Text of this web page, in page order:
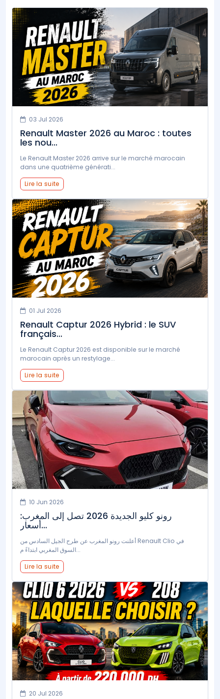
03 Jul 2026
Renault Master 2026 au Maroc : toutes
les nou...
Le Renault Master 2026 arrive sur le marché marocain
dans une quatrième générati...
Lire la suite
01 Jul 2026
Renault Captur 2026 Hybrid : le SUV
français...
Le Renault Captur 2026 est disponible sur le marché
marocain après un restylage...
Lire la suite
10 Jun 2026
رونو كليو الجديدة 2026 تصل إلى المغرب:
أسعار...
أعلنت رونو المغرب عن طرح الجيل السادس من Renault Clio في
السوق المغربي ابتداءً م...
Lire la suite
20 Jul 2026